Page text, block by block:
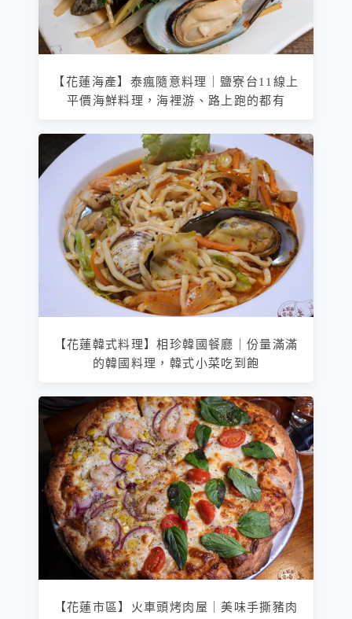
【花蓮海產】泰瘋隨意料理｜鹽寮台11線上
平價海鮮料理，海裡游、路上跑的都有
【花蓮韓式料理】相珍韓國餐廳｜份量滿滿
的韓國料理，韓式小菜吃到飽
【花蓮市區】火車頭烤肉屋｜美味手撕豬肉